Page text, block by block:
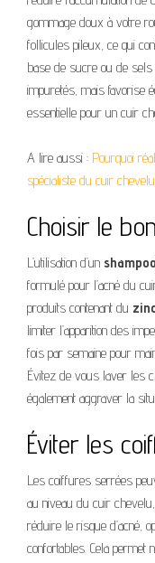
gommage doux à votre
follicules pileux, ce qui
base de sucre ou de sels
impuretés, mais favorise
essentielle pour un cuir
A lire aussi : Pourquoi
spécialiste du cuir chevelu
Choisir le
L’utilisation d’un
formulé pour l’acné du
produits contenant du zinc
limiter l’apparition des
fois par semaine pour
Évitez de vous laver les
également aggraver la
Éviter les
Les coiffures serrées
au niveau du cuir
réduire le risque d’acné,
confortables. Cela